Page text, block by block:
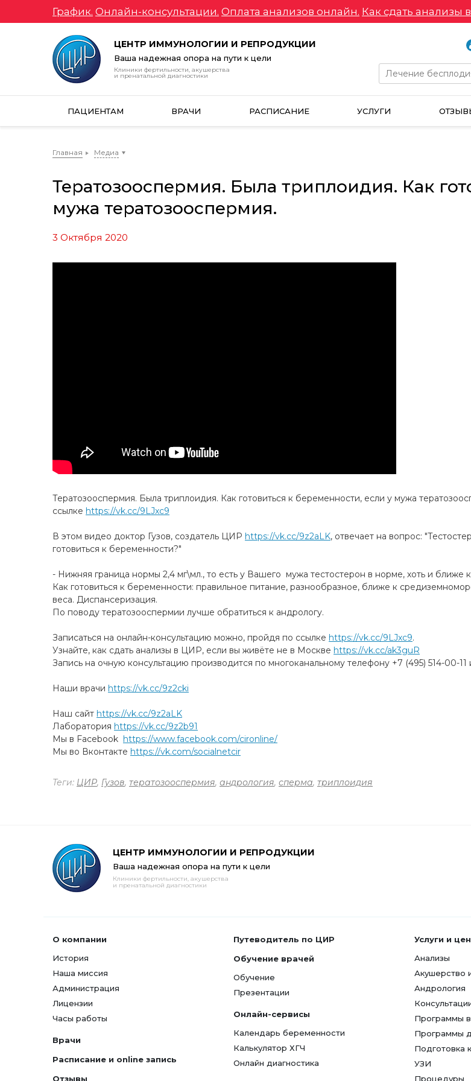
График. Онлайн-консультации. Оплата анализов онлайн. Как сдать анализы
ЦЕНТР ИММУНОЛОГИИ И РЕПРОДУКЦИИ
Ваша надежная опора на пути к цели
Клиники фертильности, акушерства
и пренатальной диагностики
ПАЦИЕНТАМ ВРАЧИ РАСПИСАНИЕ УСЛУГИ
Главная Медиа
Тератозооспермия. Была триплоидия. Как
мужа тератозооспермия.
3 Октября 2020
Тератозооспермия. Была триплоидия. Как готовиться к беременности, если у мужа
ссылке https://vk.cc/9LJxc9
В этом видео доктор Гузов, создатель ЦИР https://vk.cc/9z2aLK, отвечает на вопрос:
готовиться к беременности?"
- Нижняя граница нормы 2,4 мг\мл., то есть у Вашего мужа тестостерон в норме, хоть и ближе
Как готовиться к беременности: правильное питание, разнообразное, ближе к
веса. Диспансеризация.
По поводу тератозооспермии лучше обратиться к андрологу.
Записаться на онлайн-консультацию можно, пройдя по ссылке https://vk.cc/9LJxc9.
Узнайте, как сдать анализы в ЦИР, если вы живёте не в Москве https://vk.cc/ak3guR
Запись на очную консультацию производится по многоканальному телефону +7 (495) 514-00-
Наши врачи https://vk.cc/9z2cki
Наш сайт https://vk.cc/9z2aLK
Лаборатория https://vk.cc/9z2b91
Мы в Facebook https://www.facebook.com/cironline/
Мы во Вконтакте https://vk.com/socialnetcir
Теги: ЦИР, Гузов, тератозооспермия, андрология, сперма, триплоидия
ЦЕНТР ИММУНОЛОГИИ И РЕПРОДУКЦИИ
Ваша надежная опора на пути к цели
Клиники фертильности, акушерства
и пренатальной диагностики
О компании
История
Наша миссия
Администрация
Лицензии
Часы работы
Врачи
Расписание и online запись
Отзывы
Путеводитель по ЦИР
Обучение врачей
Обучение
Презентации
Онлайн-сервисы
Календарь беременности
Калькулятор ХГЧ
Онлайн диагностика
Услуги и
Анализы
Акушерство
Андрология
Программы
Программы
Подготовка
УЗИ
Процедуры